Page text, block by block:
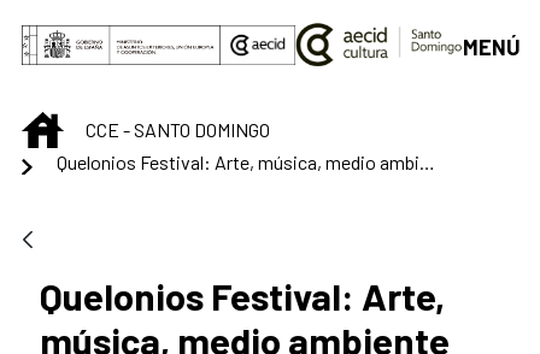
Saltar al contenido principal
MENÚ
INICIOCCE - SANTO DOMINGO
Quelonios Festival: Arte, música, medio ambiente
Quelonios Festival: Arte,
música, medio ambiente